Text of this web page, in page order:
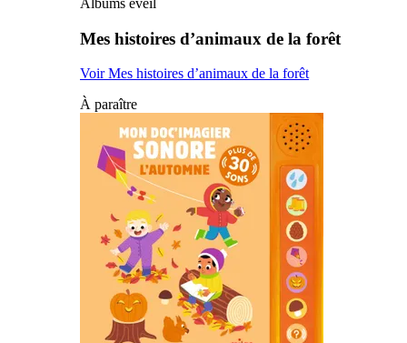
Albums éveil
Mes histoires d’animaux de la forêt
Voir Mes histoires d’animaux de la forêt
À paraître